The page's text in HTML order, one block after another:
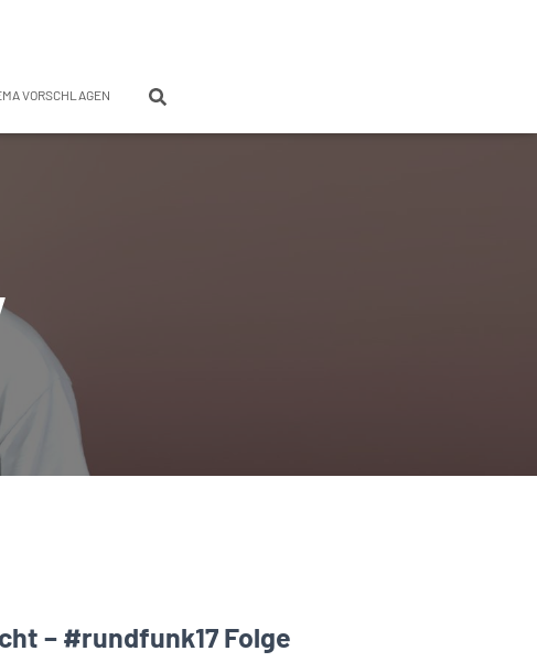
VORSCHLAGEN
– #rundfunk17 Folge